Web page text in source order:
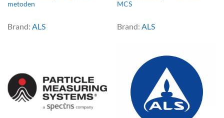
metoden
Brand: ALS
MCS
Brand: ALS